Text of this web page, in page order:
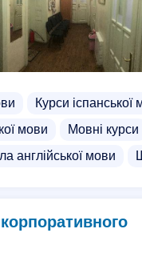
Курси іспанської
мови
Мовні курси
англійської мови